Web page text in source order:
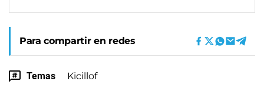
Para compartir en redes
Temas Kicillof